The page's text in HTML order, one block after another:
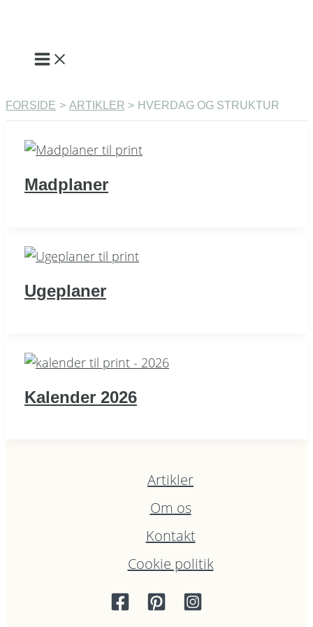
indholdet
FORSIDE ARTIKLER HVERDAG OG STRUKTUR
Madplaner
Ugeplaner
Kalender 2026
Artikler
Om os
Kontakt
Cookie politik